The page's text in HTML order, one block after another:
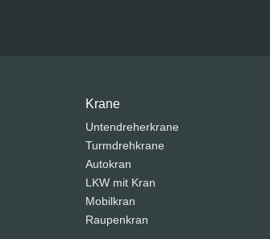
Krane
Untendreherkrane
Turmdrehkrane
Autokran
LKW mit Kran
Mobilkran
Raupenkran